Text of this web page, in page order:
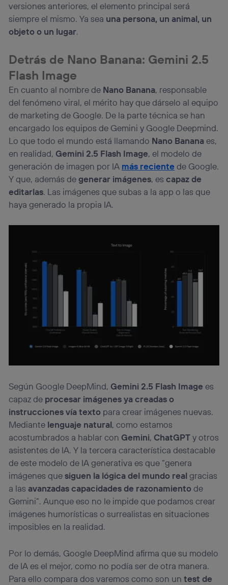
versiones anteriores, el elemento principal será
siempre el mismo. Ya sea una persona, un animal, un
objeto o un lugar.
Detrás de Nano Banana: Gemini 2.5
Flash Image
En cuanto al nombre de Nano Banana, responsable
del fenómeno viral, el mérito hay que dárselo al equipo
de marketing de Google. De la parte técnica se han
encargado los equipos de Gemini y Google Deepmind.
Lo que todo el mundo está llamando Nano Bananaes,
en realidad, Gemini 2.5 Flash Image, el modelo de
generación de imagen por IA más recientede Google.
Y que, además degenerar imágenes, escapaz de
editarlas. Las imágenes que subas a la app o las que
haya generado la propia IA.
Según Google DeepMind, Gemini 2.5 Flash Image es
capaz de procesar imágenes ya creadas o
instrucciones vía texto para crear imágenes nuevas.
Mediante lenguaje natural, como estamos
acostumbrados a hablar con Gemini, ChatGPTy otros
asistentes de IA. Y la tercera característica destacable
de este modelo de IA generativa es que “genera
imágenes quesiguen la lógica del mundo real gracias
a las avanzadas capacidades de razonamientode
Gemini”. Aunque eso no le impide que podamos crear
imágenes humorísticas o surrealistas en situaciones
imposibles en la realidad.
Por lo demás, Google DeepMind afirma que su modelo
de IA es el mejor, como no podía ser de otra manera.
Para ello compara dos varemos como son untest de